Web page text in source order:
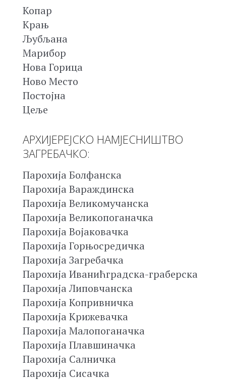
Копар
Крањ
Љубљана
Марибор
Нова Горица
Ново Место
Постојна
Цеље
АРХИЈЕРЕЈСКО НАМЈЕСНИШТВО
ЗАГРЕБАЧКО:
Парохија Болфанска
Парохија Вараждинска
Парохија Великомучанска
Парохија Великопоганачка
Парохија Војаковачка
Парохија Горњосредичка
Парохија Загребачка
Парохија Иванићградска-граберска
Парохија Липовчанска
Парохија Копривничка
Парохија Крижевачка
Парохија Малопоганачка
Парохија Плавшиначка
Парохија Салничка
Парохија Сисачка